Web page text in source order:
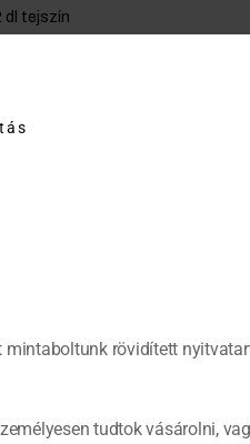
dl tejszín
mintaboltunk rövidített
tudtok vásárolni,